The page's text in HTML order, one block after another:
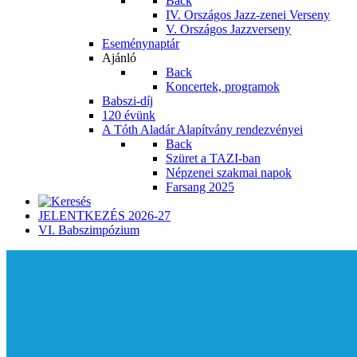
IV. Országos Jazz-zenei Verseny
V. Országos Jazzverseny
Eseménynaptár
Ajánló
Back
Koncertek, programok
Babszi-díj
120 évünk
A Tóth Aladár Alapítvány rendezvényei
Back
Szüret a TAZI-ban
Népzenei szakmai napok
Farsang 2025
JELENTKEZÉS 2026-27
VI. Babszimpózium